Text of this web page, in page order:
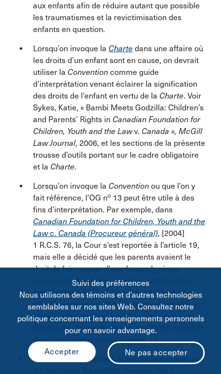
aux enfants afin de réduire autant que possible
les traumatismes et la revictimisation des
enfants en question.
Lorsqu’on invoque la Charte dans une affaire où
les droits d’un enfant sont en cause, on devrait
utiliser la Convention comme guide
d’interprétation venant éclairer la signification
des droits de l’enfant en vertu de la Charte. Voir
Sykes, Katie, « Bambi Meets Godzilla: Children’s
and Parents’ Rights in Canadian Foundation for
Children, Youth and the Lawv. Canada », McGill
Law Journal, 2006, et les sections de la présente
trousse d’outils portant sur le cadre obligatoire
et la Charte.
Lorsqu’on invoque la Convention ou que l’on y
fait référence, l’OG no 13 peut être utile à des
fins d’interprétation. Par exemple, dans
Canadian Foundation for Children, Youth and the
Lawc. Canada (Procureur général), [2004]
1 R.C.S. 76, la Cour s’est reportée à l’article 19,
mais elle a décidé que les parents avaient le
droit de faire usage d’une force physique
raisonnable pour discipliner les enfants. Sept
ans plus tard, l’OG n 13 a été publiée et elle
interdit expressément toute forme de châtiment
physique ou corporel (par. 24); ainsi, selon le
Comité des droits de l’enfant de l’ONU, cet arrêt
de la Cour contrevient à l’article 19.
Déterminez les options et les protections en ce
Suivi des préférences
Nous utilisons des témoins et d’autres technologies
semblables sur nos sites Web. Consultez notre
politique concernant les renseignements personnels
pour en savoir advantage.